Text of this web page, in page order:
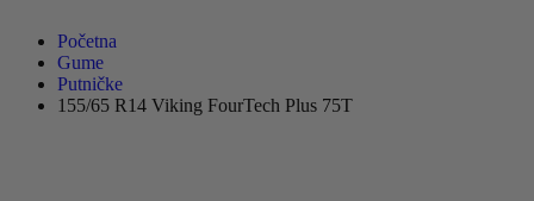
Početna
Gume
Putničke
155/65 R14 Viking FourTech Plus 75T